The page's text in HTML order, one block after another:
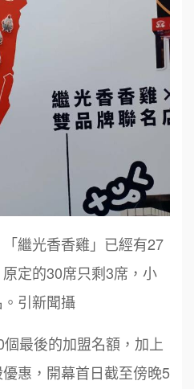
繼光香香雞」已經有27
定的30席只剩3席，小
引新聞攝
個最後的加盟名額，加上
惠，開幕首日截至傍晚5